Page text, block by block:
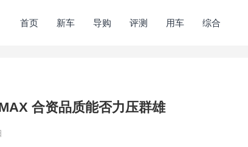
首页 新车 导购 评测 用车 综合
合资品质能否力压群雄